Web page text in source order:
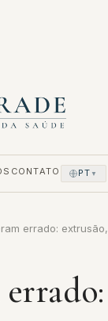
CONTATO PT ▼
errado: